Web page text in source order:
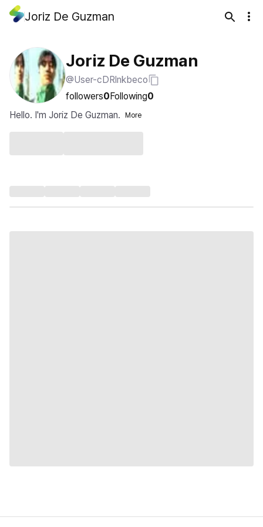
Joriz De Guzman
Joriz De Guzman
@User-cDRlnkbeco
followers0Following0
Hello. I'm Joriz De Guzman.
More